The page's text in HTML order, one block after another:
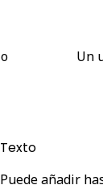
o Un
Texto
Puede añadir